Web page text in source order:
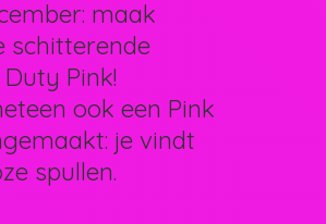
maak
schitterende
Pink!
ook een Pink
je vindt
spullen.